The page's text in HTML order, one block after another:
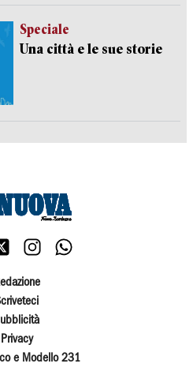
Speciale
Una città e le sue storie
Privacy
e Modello 231